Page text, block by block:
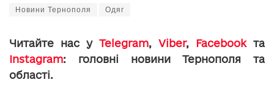
Новини Тернополя Одяг
Читайте нас у Telegram, Viber, Facebookта
Instagram: головні новини Тернополя та
області.